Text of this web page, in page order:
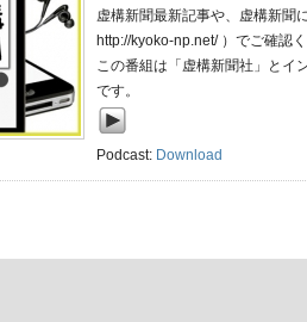
虚構新聞最新記事や、虚構新聞
http://kyoko-np.net/ ）でご確認く
この番組は「虚構新聞社」とイ
です。
Podcast: Download